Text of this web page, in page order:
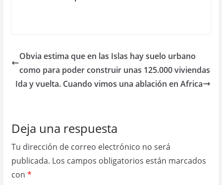
Obvia estima que en las Islas hay suelo urbano
como para poder construir unas 125.000 viviendas
Ida y vuelta. Cuando vimos una ablación en Africa
Deja una respuesta
Tu dirección de correo electrónico no será
publicada. Los campos obligatorios están marcados
con *